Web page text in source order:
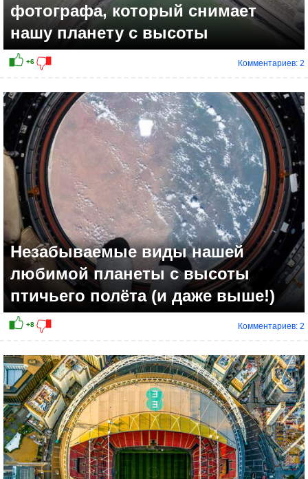
+13
фотографа, который снимает
нашу планету с высоты
Комментариев: 2
Незабываемые виды нашей
любимой планеты с высоты
птичьего полёта (и даже выше!)
Комментариев: 2